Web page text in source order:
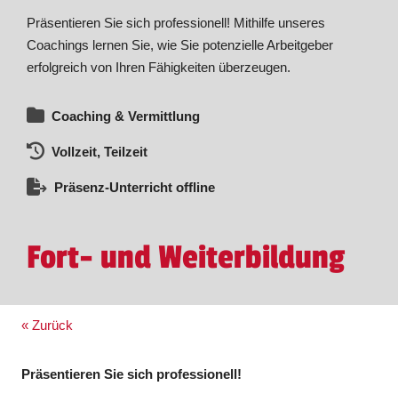
Präsentieren Sie sich professionell! Mithilfe unseres
Coachings lernen Sie, wie Sie potenzielle Arbeitgeber
erfolgreich von Ihren Fähigkeiten überzeugen.
Coaching & Vermittlung
Vollzeit, Teilzeit
Präsenz-Unterricht offline
Fort- und Weiterbildung
« Zurück
Präsentieren Sie sich professionell!